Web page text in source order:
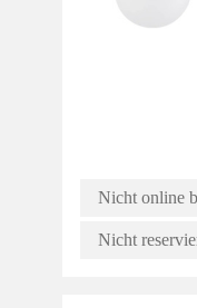
Nicht online
Nicht